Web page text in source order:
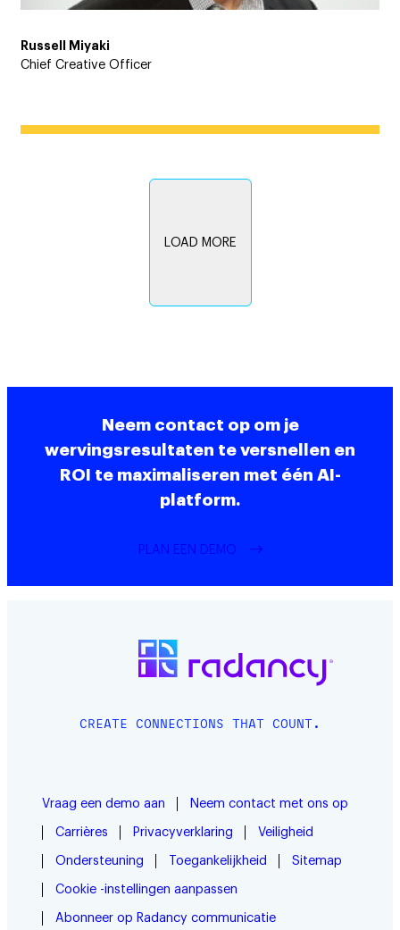
Russell Miyaki
Chief Creative Officer
LOAD MORE
Neem contact op om je
wervingsresultaten te versnellen en
ROI te maximaliseren met één AI-
platform.
PLAN EEN DEMO
CREATE CONNECTIONS THAT COUNT.
Vraag een demo aan Neem contact met ons op
Carrières Privacyverklaring Veiligheid
Ondersteuning Toegankelijkheid Sitemap
Cookie -instellingen aanpassen
Abonneer op Radancy communicatie